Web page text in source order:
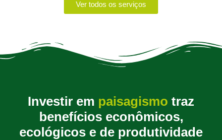
Ver todos os serviços
Investir em paisagismo traz
benefícios econômicos,
ecológicos e de produtividade